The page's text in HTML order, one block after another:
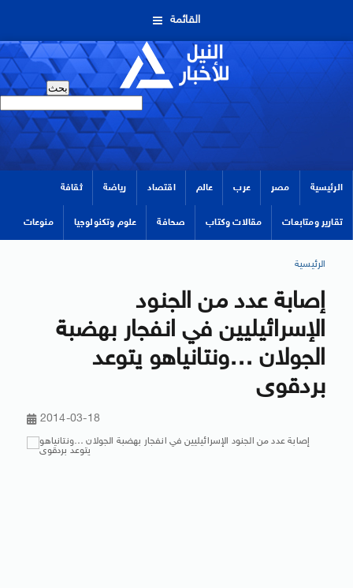
القائمة
الرئيسية مصر عرب عالم اقتصاد رياضة ثقافة
تقارير ومتابعات مقالات وكتاب صحافة علوم وتكنولوجيا منوعات
الرئيسية
إصابة عدد من الجنود
الإسرائيليين في انفجار بهضبة
الجولان …ونتانياهو يتوعد
بردقوى
2014-03-18